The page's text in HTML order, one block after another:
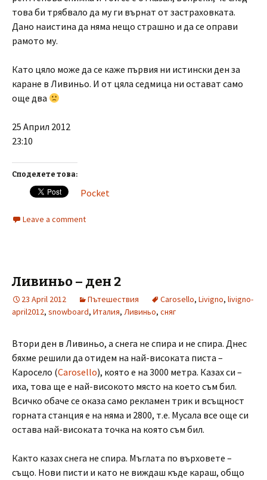
това би трябвало да му ги върнат от застраховката.
Дано наистина да няма нещо страшно и да се оправи
рамото му.
Като цяло може да се каже първия ни истински ден за
каране в Ливиньо. И от цяла седмица ни остават само
още два
25 Април 2012
23:10
Споделете това:
Pocket
Leave a comment
Ливиньо – ден 2
23 April 2012 Пътешествия Carosello, Livigno, livigno-
april2012, snowboard, Италия, Ливиньо, сняг
Втори ден в Ливиньо, а снега не спира и не спира. Днес
бяхме решили да отидем на най-високата писта –
Каросело (Carosello), която е на 3000 метра. Казах си –
иха, това ще е най-високото място на което съм бил.
Всичко обаче се оказа само рекламен трик и всъщност
горната станция е на няма и 2800, т.е. Мусала все още си
остава най-високата точка на която съм бил.
Както казах снега не спира. Мъглата по върховете –
също. Нови писти и като не виждаш къде караш, общо